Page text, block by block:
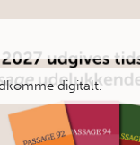
digitalt.